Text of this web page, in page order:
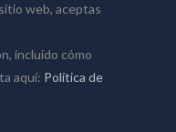
web, aceptas
incluido cómo
aquí: Política de